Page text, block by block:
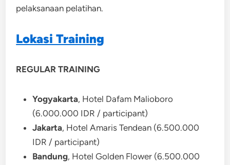
pelaksanaan pelatihan.
Lokasi Training
REGULAR TRAINING
Yogyakarta, Hotel Dafam Malioboro
(6.000.000 IDR / participant)
Jakarta, Hotel Amaris Tendean (6.500.000
IDR / participant)
Bandung, Hotel Golden Flower (6.500.000